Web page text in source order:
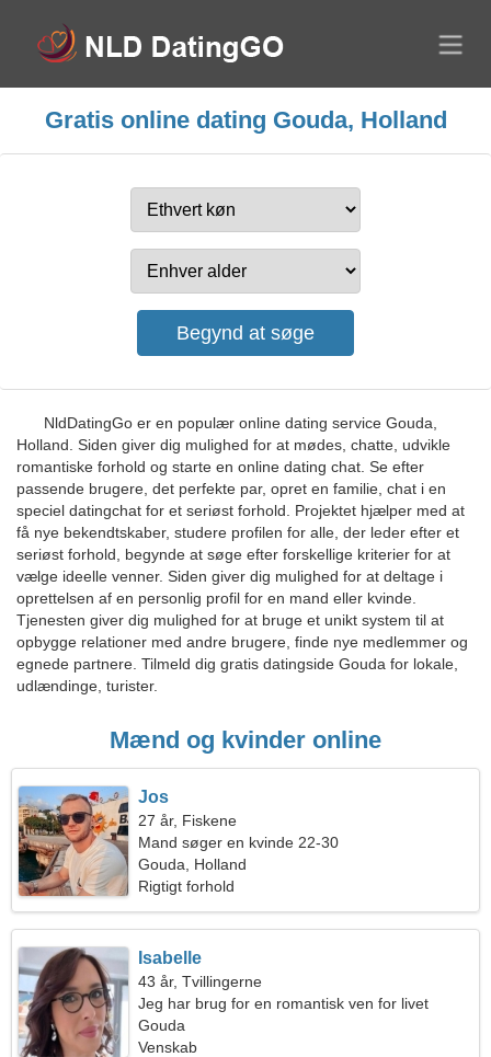
Gratis online dating Gouda, Holland
NldDatingGo er en populær online dating service Gouda,
Holland. Siden giver dig mulighed for at mødes, chatte, udvikle
romantiske forhold og starte en online dating chat. Se efter
passende brugere, det perfekte par, opret en familie, chat i en
speciel datingchat for et seriøst forhold. Projektet hjælper med at
få nye bekendtskaber, studere profilen for alle, der leder efter et
seriøst forhold, begynde at søge efter forskellige kriterier for at
vælge ideelle venner. Siden giver dig mulighed for at deltage i
oprettelsen af en personlig profil for en mand eller kvinde.
Tjenesten giver dig mulighed for at bruge et unikt system til at
opbygge relationer med andre brugere, finde nye medlemmer og
egnede partnere. Tilmeld dig gratis datingside Gouda for lokale,
udlændinge, turister.
Mænd og kvinder online
Jos
27 år, Fiskene
Mand søger en kvinde 22-30
Gouda, Holland
Rigtigt forhold
Isabelle
43 år, Tvillingerne
Jeg har brug for en romantisk ven for livet
Gouda
Venskab